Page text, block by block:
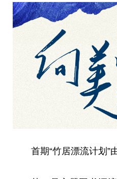
首期“竹居漂流计划”